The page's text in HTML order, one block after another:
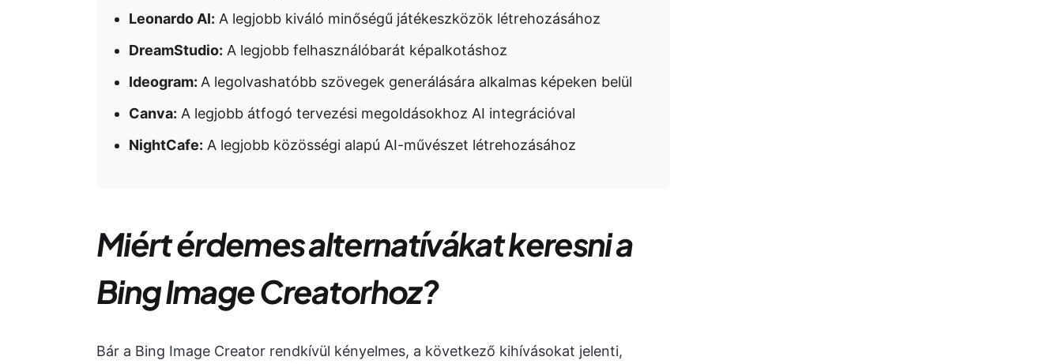
Leonardo AI: A legjobb kiváló minőségű játékeszközök létrehozásához
DreamStudio: A legjobb felhasználóbarát képalkotáshoz
Ideogram: A legolvashatóbb szövegek generálására alkalmas képeken belül
Canva: A legjobb átfogó tervezési megoldásokhoz AI integrációval
NightCafe: A legjobb közösségi alapú AI-művészet létrehozásához
Miért érdemes alternatívákat keresni a
Bing Image Creatorhoz?
Bár a Bing Image Creator rendkívül kényelmes, a következő kihívásokat jelenti,